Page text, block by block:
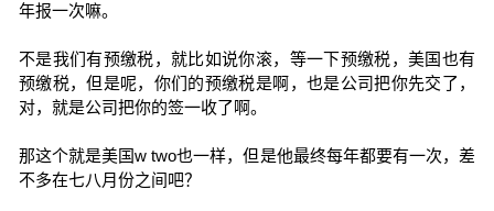
年报一次嘛。
不是我们有预缴税，就比如说你滚，等一下预缴税，美国也有
预缴税，但是呢，你们的预缴税是啊，也是公司把你先交了，
对，就是公司把你的签一收了啊。
那这个就是美国w two也一样，但是他最终每年都要有一次，差
不多在七八月份之间吧？